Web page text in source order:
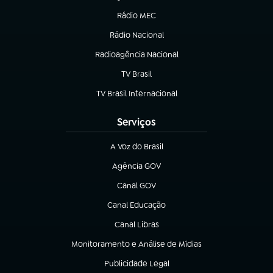
Rádio MEC
(abre em nova aba)
Rádio Nacional
Radioagência Nacional
(abre em nova aba)
TV Brasil
(abre em nova aba)
TV Brasil Internacional
(abre em nova aba)
Serviços
A Voz do Brasil
(abre em nova aba)
Agência GOV
(abre em nova aba)
Canal GOV
(abre em nova aba)
Canal Educação
(abre em nova aba)
Canal Libras
(abre em nova aba)
Monitoramento e Análise de Mídias
(abre em nova aba)
Publicidade Legal
(abre em nova aba)